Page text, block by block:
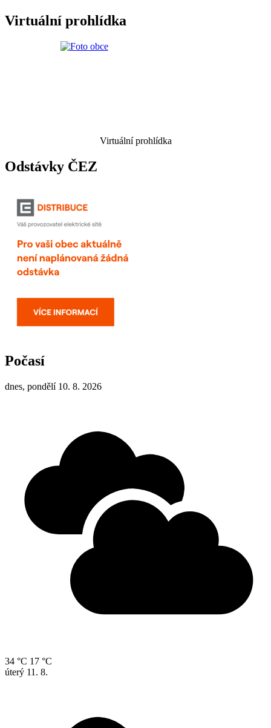
Virtuální prohlídka
Virtuální prohlídka
Odstávky ČEZ
Počasí
dnes, pondělí 10. 8. 2026
34 °C 17 °C
úterý 11. 8.